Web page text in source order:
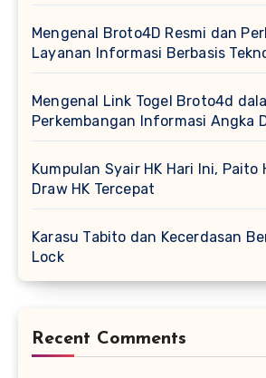
Mengenal Broto4D Resmi dan
Layanan Informasi Berbasis
Mengenal Link Togel Broto4d
Perkembangan Informasi Angka
Kumpulan Syair HK Hari Ini, Paito
Draw HK Tercepat
Karasu Tabito dan Kecerdasan
Lock
Recent Comments